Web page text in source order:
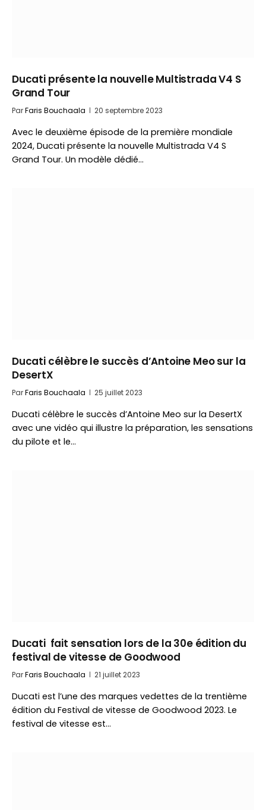
Ducati présente la nouvelle Multistrada V4 S
Grand Tour
ParFaris Bouchaala 20 septembre 2023
Avec le deuxième épisode de la première mondiale
2024, Ducati présente la nouvelle Multistrada V4 S
Grand Tour. Un modèle dédié…
Ducati célèbre le succès d’Antoine Meo sur la
DesertX
ParFaris Bouchaala 25 juillet 2023
Ducati célèbre le succès d’Antoine Meo sur la DesertX
avec une vidéo qui illustre la préparation, les sensations
du pilote et le…
Ducati fait sensation lors de la 30e édition du
festival de vitesse de Goodwood
ParFaris Bouchaala 21 juillet 2023
Ducati est l’une des marques vedettes de la trentième
édition du Festival de vitesse de Goodwood 2023. Le
festival de vitesse est…